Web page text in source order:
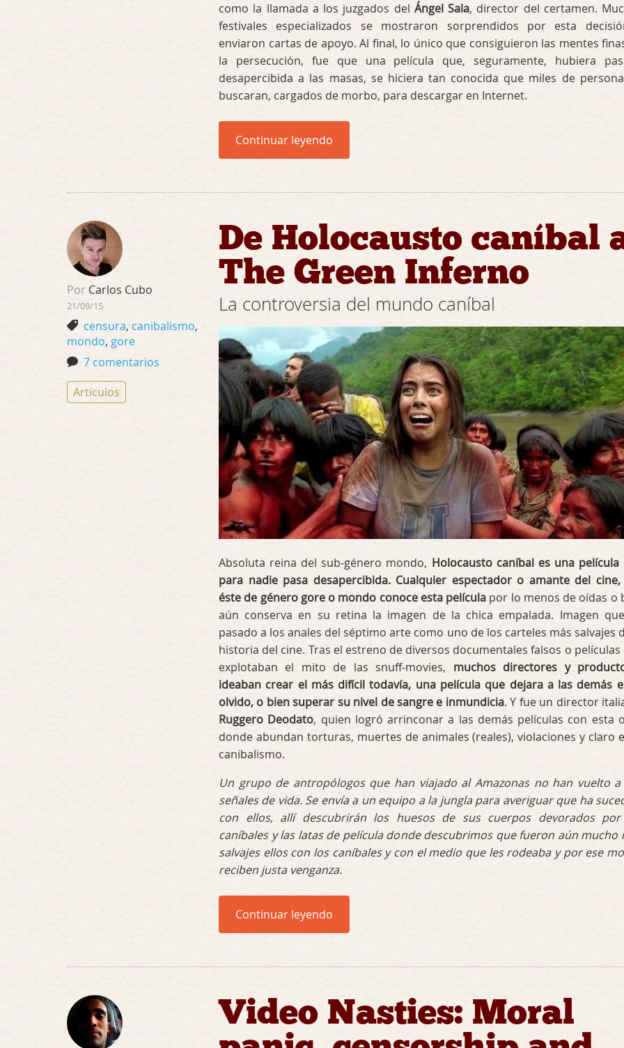
como la llamada a los juzgados del Ángel Sala, director del certamen.
festivales especializados se mostraron sorprendidos por esta
enviaron cartas de apoyo. Al final, lo único que consiguieron las mentes
la persecución, fue que una película que, seguramente, hubiera
desapercibida a las masas, se hiciera tan conocida que miles de
buscaran, cargados de morbo, para descargar en Internet.
Continuar leyendo
De Holocausto caníbal
The Green Inferno
La controversia del mundo caníbal
Absoluta reina del sub-género mondo, Holocausto caníbal es una película
para nadie pasa desapercibida. Cualquier espectador o amante del cine,
éste de género gore o mondo conoce esta película por lo menos de oídas o
aún conserva en su retina la imagen de la chica empalada. Imagen
pasado a los anales del séptimo arte como uno de los carteles más salvajes
historia del cine. Tras el estreno de diversos documentales falsos o películas
explotaban el mito de las snuff-movies, muchos directores y
ideaban crear el más difícil todavía, una película que dejara a las demás
olvido, o bien superar su nivel de sangre e inmundicia. Y fue un director
Ruggero Deodato, quien logró arrinconar a las demás películas con esta
donde abundan torturas, muertes de animales (reales), violaciones y claro
canibalismo.
Un grupo de antropólogos que han viajado al Amazonas no han vuelto
señales de vida. Se envía a un equipo a la jungla para averiguar que ha
con ellos, allí descubrirán los huesos de sus cuerpos devorados
caníbales y las latas de película donde descubrimos que fueron aún mucho
salvajes ellos con los caníbales y con el medio que les rodeaba y por ese
reciben justa venganza.
Continuar leyendo
Por Carlos Cubo
21/09/15
censura, canibalismo,
mondo, gore
7 comentarios
Artículos
Video Nasties: Moral